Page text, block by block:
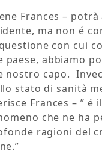
Frances –
ma non é
con cui
paese, abbiamo
nostro capo.
stato di sanità
Frances – ” é
che ne ha
ragioni del